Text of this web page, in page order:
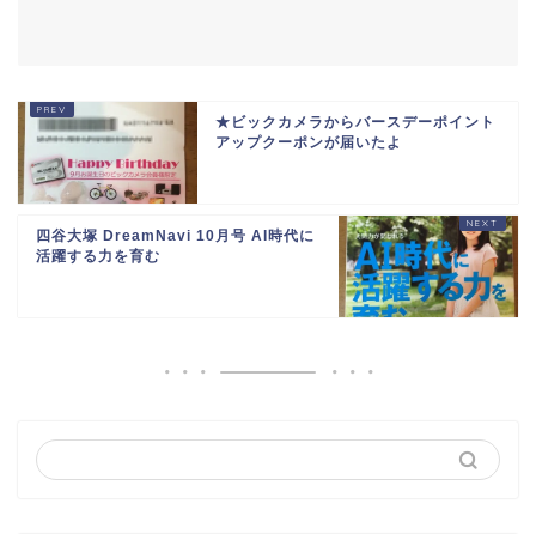
★ビックカメラからバースデーポイント
アップクーポンが届いたよ
四谷大塚 DreamNavi 10月号 AI時代に
活躍する力を育む